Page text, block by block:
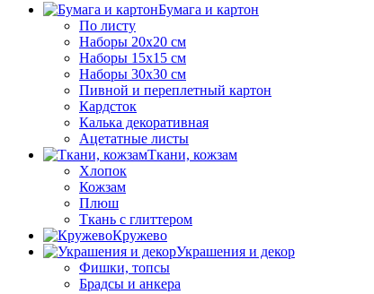
Бумага и картон
По листу
Наборы 20х20 см
Наборы 15х15 см
Наборы 30х30 см
Пивной и переплетный картон
Кардсток
Калька декоративная
Ацетатные листы
Ткани, кожзам
Хлопок
Кожзам
Плюш
Ткань с глиттером
Кружево
Украшения и декор
Фишки, топсы
Брадсы и анкера